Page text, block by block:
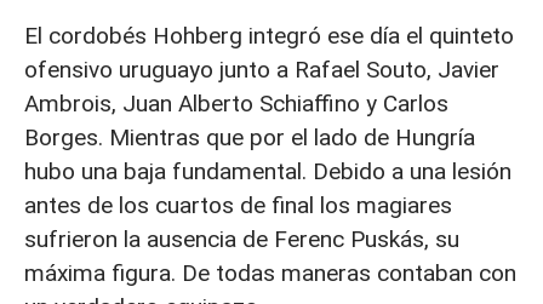
El cordobés Hohberg integró ese día el quinteto
ofensivo uruguayo junto a Rafael Souto, Javier
Ambrois, Juan Alberto Schiaffino y Carlos
Borges. Mientras que por el lado de Hungría
hubo una baja fundamental. Debido a una lesión
antes de los cuartos de final los magiares
sufrieron la ausencia de Ferenc Puskás, su
máxima figura. De todas maneras contaban con